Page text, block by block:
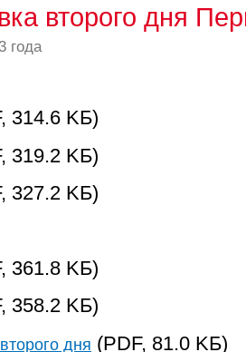
второго дня
года
314.6 KБ)
319.2 KБ)
327.2 KБ)
361.8 KБ)
358.2 KБ)
дня (PDF, 81.0 KБ)